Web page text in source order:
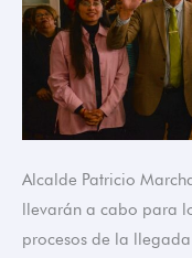
Alcalde Patricio
llevarán a cabo para
procesos de la